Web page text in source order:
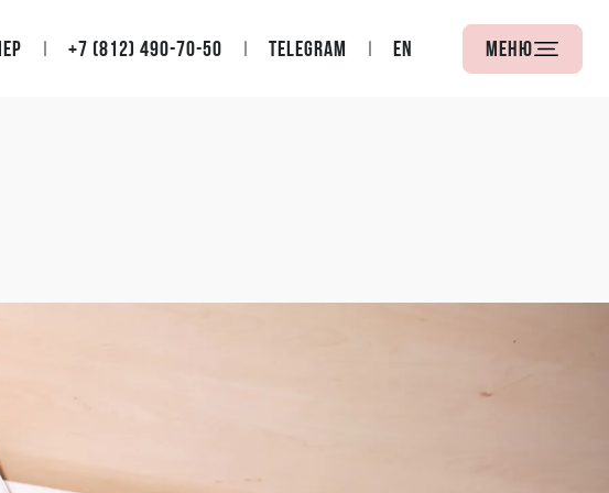
+7 (812) 490-70-50 Telegram EN Меню